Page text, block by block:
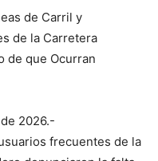
de Carril y
de la Carretera
de que Ocurran
2026.-
frecuentes de la